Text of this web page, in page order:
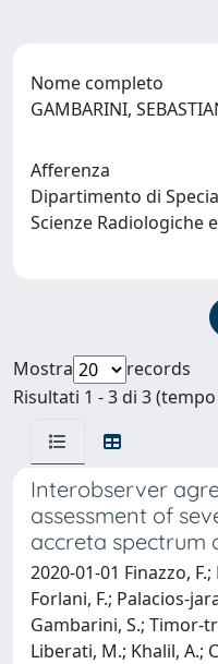
Nome completo
GAMBARINI,
Afferenza
Dipartimento di
Scienze Radiologiche
Mostra
records
Risultati 1 - 3 di 3
Interobserver
assessment of
accreta spectrum
2020-01-01 Finazzo,
Forlani, F.; Palacios-
Gambarini, S.; Timor-
Liberati, M.; Khalil, A.;